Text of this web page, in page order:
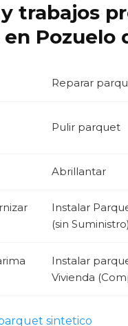
trabajos
Pozuelo
Reparar
Pulir parquet
Abrillantar
Instalar
(sin Suministro)
Instalar
Vivienda
sintetico